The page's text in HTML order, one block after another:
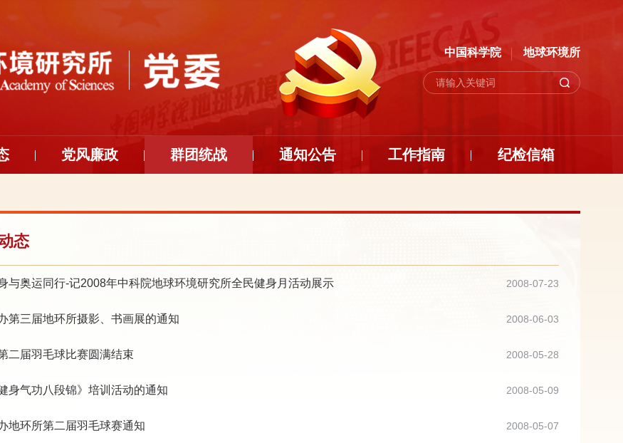
中国科学院 地球环境所
党风廉政 群团统战 通知公告 工作指南 纪检信箱
态
与奥运同行-记2008年中科院地球环境研究所全民健身月活动展示 2008-07-23
第三届地环所摄影、书画展的通知 2008-06-03
二届羽毛球比赛圆满结束 2008-05-28
身气功八段锦》培训活动的通知 2008-05-09
地环所第二届羽毛球赛通知 2008-05-07